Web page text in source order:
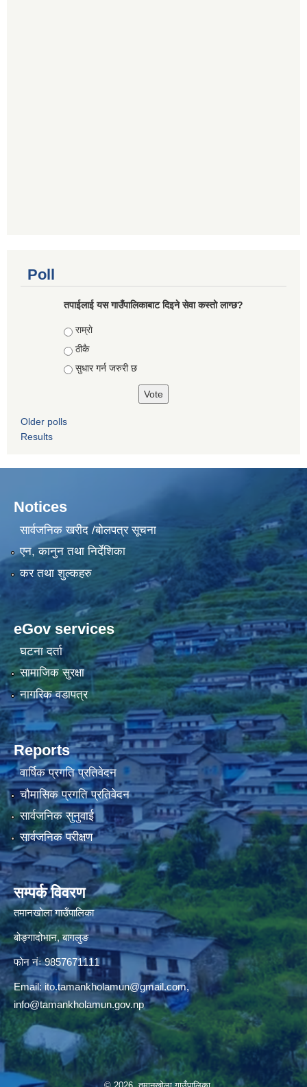
Poll
तपाईलाई यस गाउँपालिकाबाट दिइने सेवा कस्तो लाग्छ?
Choices
राम्राे
ठीकै
सुधार गर्न जरुरी छ
Older polls
Results
Notices
सार्वजनिक खरीद /बोलपत्र सूचना
एन, कानुन तथा निर्देशिका
कर तथा शुल्कहरु
eGov services
घटना दर्ता
सामाजिक सुरक्षा
नागरिक वडापत्र
Reports
वार्षिक प्रगति प्रतिवेदन
चौमासिक प्रगति प्रतिवेदन
सार्वजनिक सुनुवाई
सार्वजनिक परीक्षण
सम्पर्क विवरण
तमानखोला गाउँपालिका
बोङ्गादोभान, बागलुङ
फोन नंः 9857671111
Email: ito.tamankholamun@gmail.com,
info@tamankholamun.gov.np